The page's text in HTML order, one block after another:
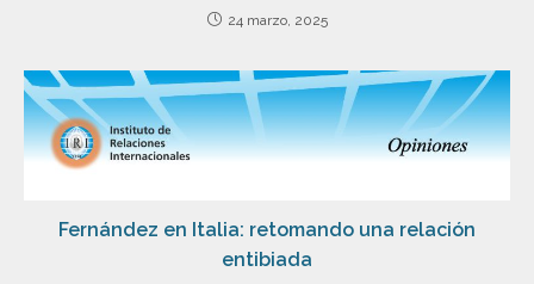
24 marzo, 2025
Fernández en Italia: retomando una relación
entibiada